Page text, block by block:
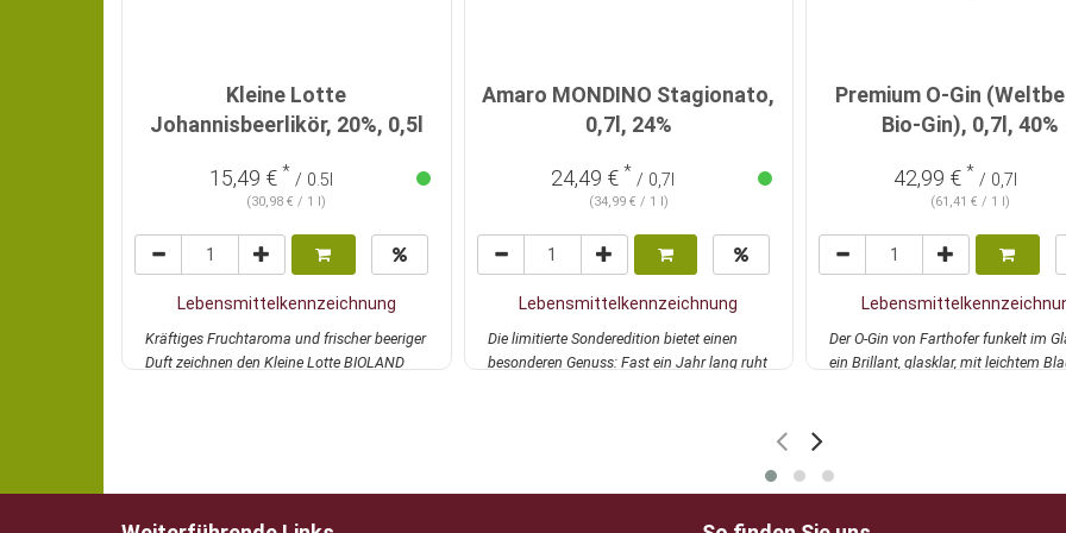
Kleine Lotte
Johannisbeerlikör, 20%, 0,5l
15,49 € * / 0.5l
(30,98 € / 1 l)
Lebensmittelkennzeichnung
Kräftiges Fruchtaroma und frischer beeriger
Duft zeichnen den Kleine Lotte BIOLAND
Amaro MONDINO Stagionato,
0,7l, 24%
24,49 € * / 0,7l
(34,99 € / 1 l)
Lebensmittelkennzeichnung
Die limitierte Sonderedition bietet einen
besonderen Genuss: Fast ein Jahr lang ruht
Premium O-Gin
Bio-Gin), 0,7l, 40%
42,99 € * / 0,7l
(61,41 € / 1 l)
Der O-Gin von Farthofer funkelt im
ein Brillant, glasklar, mit leichtem